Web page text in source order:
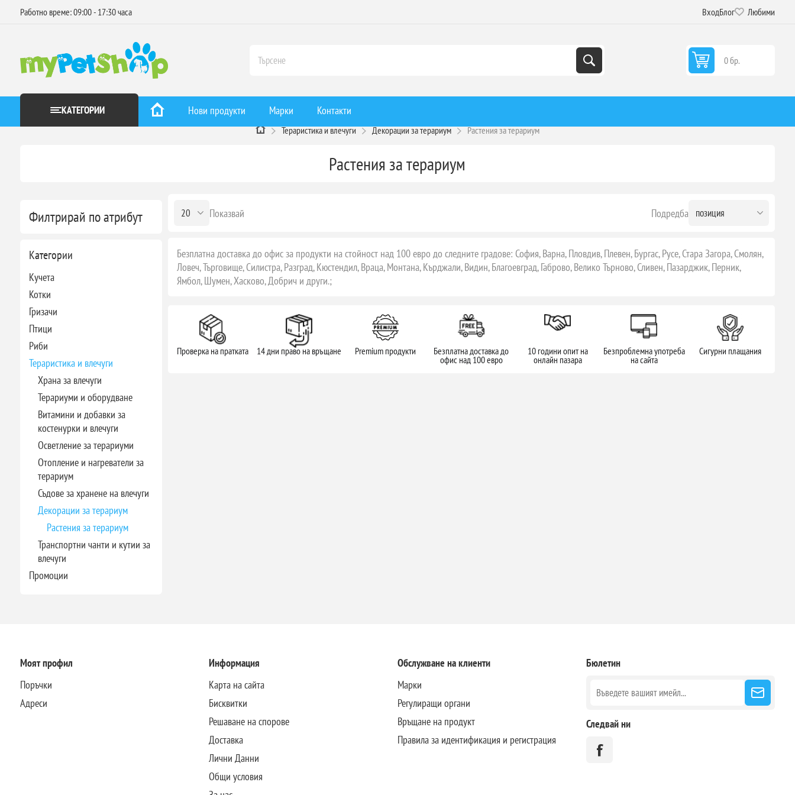
Работно време: 09:00 - 17:30 часа ВходБлог Любими
0 бр.
КАТЕГОРИИ Нови продукти Марки Контакти
Тераристика и влечуги Декорации за терариум Растения за терариум
Филтрирай по атрибут
Категории
Кучета
Котки
Гризачи
Птици
Риби
Тераристика и влечуги
Храна за влечуги
Терариуми и оборудване
Витамини и добавки за
костенурки и влечуги
Осветление за терариуми
Отопление и нагреватели за
терариум
Съдове за хранене на влечуги
Декорации за терариум
Растения за терариум
Транспортни чанти и кутии за
влечуги
Промоции
Растения за терариум
Подредба
Показвай
Безплатна доставка до офис за продукти на стойност над 100 евро до следните градове: София, Варна, Пловдив, Плевен, Бургас, Русе, Стара Загора, Смолян,
Ловеч, Търговище, Силистра, Разград, Кюстендил, Враца, Монтана, Кърджали, Видин, Благоевград, Габрово, Велико Търново, Сливен, Пазарджик, Перник,
Ямбол, Шумен, Хасково, Добрич и други.;
Проверка на пратката 14 дни право на връщане Premium продукти Безплатна доставка до
офис над 100 евро
10 години опит на
онлайн пазара
Безпроблемна употреба
на сайта
Сигурни плащания
Моят профил
Поръчки
Адреси
Информация
Карта на сайта
Бисквитки
Решаване на спорове
Доставка
Лични Данни
Общи условия
Обслужване на клиенти
Марки
Регулиращи органи
Връщане на продукт
Правила за идентификация и регистрация
Бюлетин
Следвай ни